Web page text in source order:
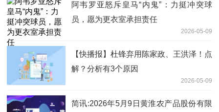
阿韦罗亚怒斥皇马“内鬼”：力挺冲突球
员，愿为更衣室承担责任
2026-05-09
【快播报】杜锋弃用陈家政、王洪泽！点
解？分析有3个原因
2026-05-09
简讯:2026年5月9日黄淮农产品股份有限